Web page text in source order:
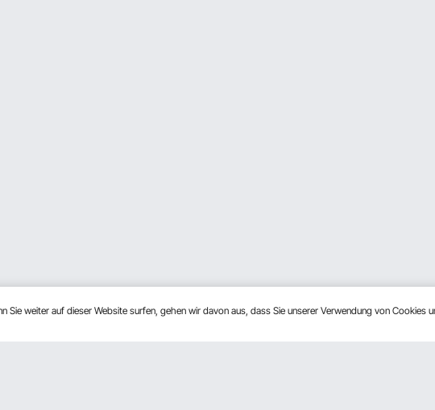
Sie weiter auf dieser Website surfen, gehen wir davon aus, dass Sie unserer Verwendung von Cookies